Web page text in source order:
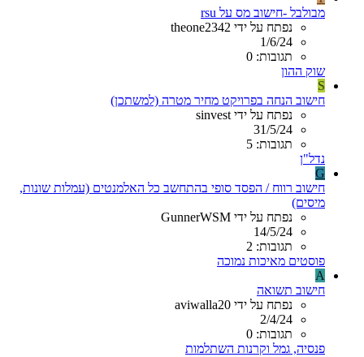
מבולבל -חישוב מס על rsu
נפתח על ידי theone2342
1/6/24
תגובות: 0
שוק ההון
S
חישוב הנחה בפרויקט מחיר מטרה (למשתכן)
נפתח על ידי sinvest
31/5/24
תגובות: 5
נדל"ן
G
חישוב רווח / הפסד סופי בהתחשב כל האלמנטים (עמלות שונות,
מיסים)
נפתח על ידי GunnerWSM
14/5/24
תגובות: 2
פוסטים מאיכות נמוכה
A
חישוב תשואה
נפתח על ידי aviwalla20
2/4/24
תגובות: 0
פנסיה, גמל וקרנות השתלמות